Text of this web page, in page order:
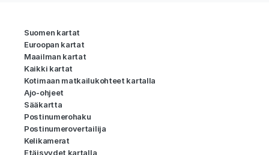
Suomen kartat
Euroopan kartat
Maailman kartat
Kaikki kartat
Kotimaan matkailukohteet kartalla
Ajo-ohjeet
Sääkartta
Postinumerohaku
Postinumerovertailija
Kelikamerat
Etäisyydet kartalla